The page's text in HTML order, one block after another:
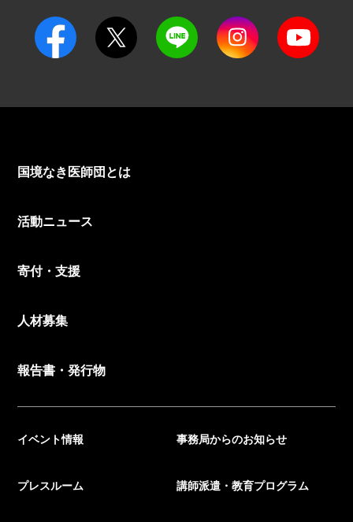
国境なき医師団とは
活動ニュース
寄付・支援
人材募集
報告書・発行物
イベント情報 事務局からのお知らせ
プレスルーム 講師派遣・教育プログラム